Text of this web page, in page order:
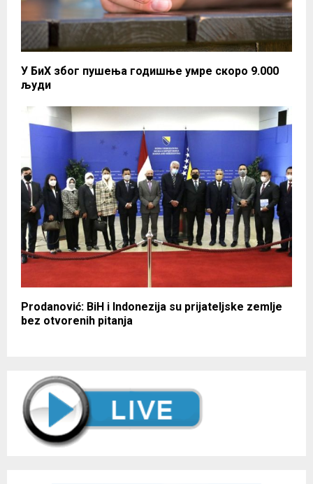
У БиХ због пушења годишње умре скоро 9.000
људи
Prodanović: BiH i Indonezija su prijateljske zemlje
bez otvorenih pitanja